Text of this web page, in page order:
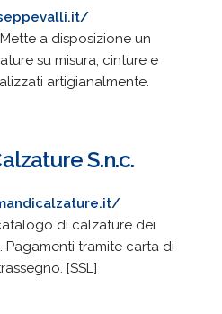
a disposizione un
su misura, cinture e
artigianalmente.
S.n.c.
di calzature dei
Pagamenti tramite carta di
[SSL]